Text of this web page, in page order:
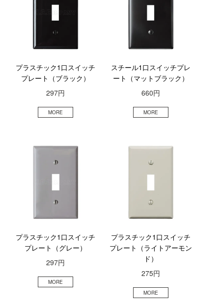
プラスチック1口スイッチ
プレート（ブラック）
297円
スチール1口スイッチプレ
ート（マットブラック）
660円
プラスチック1口スイッチ
プレート（グレー）
297円
プラスチック1口スイッチ
プレート（ライトアーモン
ド）
275円